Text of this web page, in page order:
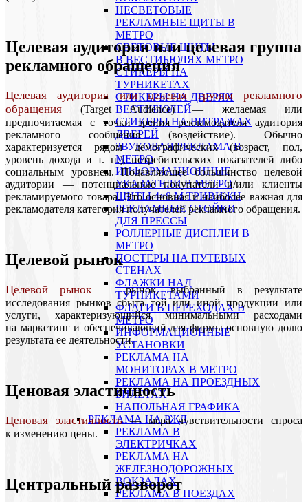
НЕСВЕТОВЫЕ
РЕКЛАМНЫЕ ЩИТЫ В
МЕТРО
СВЕТОВЫЕ ЩИТЫ
В ВЕСТИБЮЛЯХ МЕТРО
СТИКЕРЫ НА
ТУРНИКЕТАХ
CТИКЕРЫ НА ДВЕРЯХ
ВЕСТИБЮЛЕЙ
CТИКЕРЫ НА ВИТРАЖАХ
ДВЕРЕЙ
ЗВУКОВАЯ РЕКЛАМА В
МЕТРО
ИНФОРМАЦИОННЫЕ
УКАЗАТЕЛИ В МЕТРО
ЩИТЫ 4×8 М ТРИВИЖН
РЕКЛАМНЫЕ СТОЙКИ
ДЛЯ ПРЕССЫ
РОЛЛЕРНЫЕ ДИСПЛЕИ В
МЕТРО
ПОСТЕРЫ НА ПУТЕВЫХ
СТЕНАХ
ФЛАЖКИ НАД
ТУРНИКЕТАМИ
ФЛАГИ В ПЕРЕХОДАХ В
МЕТРО
ИНФОРМАЦИОННЫЕ
УСТАНОВКИ
РЕКЛАМА НА
МОНИТОРАХ В МЕТРО
РЕКЛАМА НА ПРОЕЗДНЫХ
БИЛЕТАХ
НАПОЛЬНАЯ ГРАФИКА
РЕКЛАМА НА РЖД
РЕКЛАМА В
ЭЛЕКТРИЧКАХ
РЕКЛАМА НА
ЖЕЛЕЗНОДОРОЖНЫХ
ВОКЗАЛАХ
РЕКЛАМА В ПОЕЗДАХ
Целевая аудитория или целевая группа
рекламного обращения
Целевая аудитория или целевая группа рекламного
обращения (Target Audience) — желаемая или
предпочитаемая с точки зрения рекламодателя аудитория
рекламного сообщения (воздействие). Обычно
характеризуется рядом демографических (возраст, пол,
уровень дохода и т. п.), потребительских показателей либо
социальным уровнем. Подавляющее большинство целевой
аудитории — потенциальные покупатели и/или клиенты
рекламируемого товара. Это основная и наиболее важная для
рекламодателя категория получателей рекламного обращения.
Целевой рынок
Целевой рынок — рынок, выбранный в результате
исследования рынков сбыта той или иной продукции или
услуги, характеризующийся минимальными расходами
на маркетинг и обеспечивающий для фирмы основную долю
результата ее деятельности.
Ценовая эластичность
Ценовая эластичность— мера чувствительности спроса
к изменению цены.
Центральный разворот